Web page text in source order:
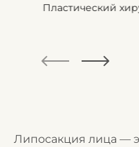
Пластический
Липосакция лица —